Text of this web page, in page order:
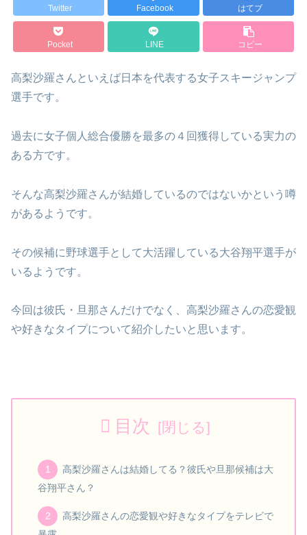
Twitter Facebook はてブ
Pocket LINE コピー
高梨沙羅さんといえば日本を代表する女子スキージャンプ
選手です。
過去に女子個人総合優勝を最多の４回獲得している実力の
ある方です。
そんな高梨沙羅さんが結婚しているのではないかという噂
があるようです。
その候補に野球選手として大活躍している大谷翔平選手が
いるようです。
今回は彼氏・旦那さんだけでなく、高梨沙羅さんの恋愛観
や好きなタイプについて紹介したいと思います。
目次
高梨沙羅さんは結婚してる？彼氏や旦那候補は大
谷翔平さん？
高梨沙羅さんの恋愛観や好きなタイプをテレビで